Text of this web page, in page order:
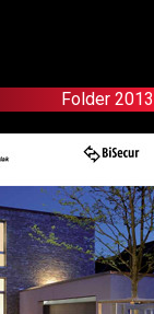
Folder 2013